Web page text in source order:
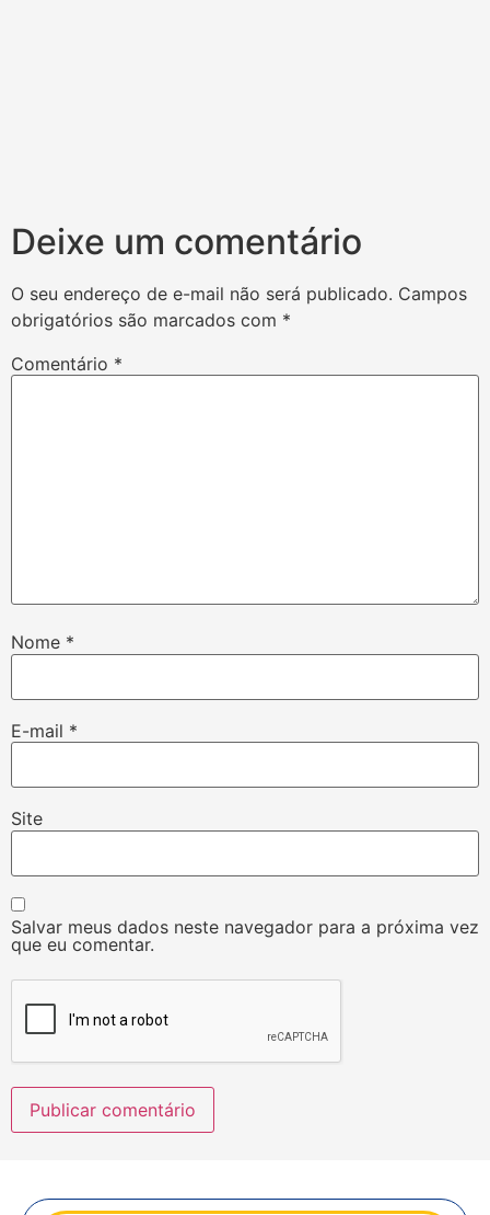
Deixe um comentário
O seu endereço de e-mail não será publicado. Campos
obrigatórios são marcados com *
Comentário *
Nome *
E-mail *
Site
Salvar meus dados neste navegador para a próxima vez
que eu comentar.